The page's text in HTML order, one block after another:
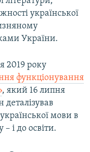
української
України.
2019 року
функціонування
, який 16 липня
деталізував
мови в
і до освіти.